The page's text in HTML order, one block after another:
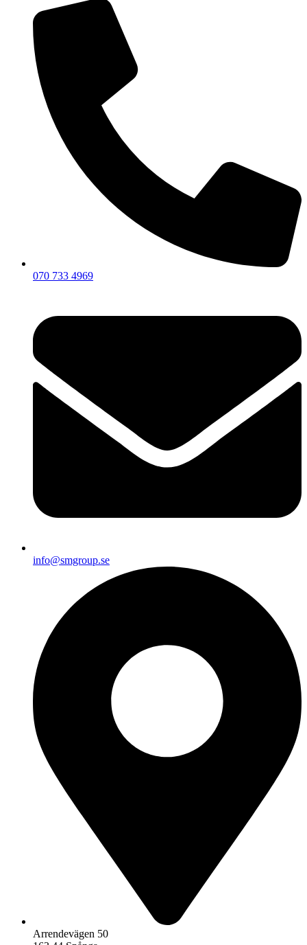
070 733 4969
info@smgroup.se
Arrendevägen 50